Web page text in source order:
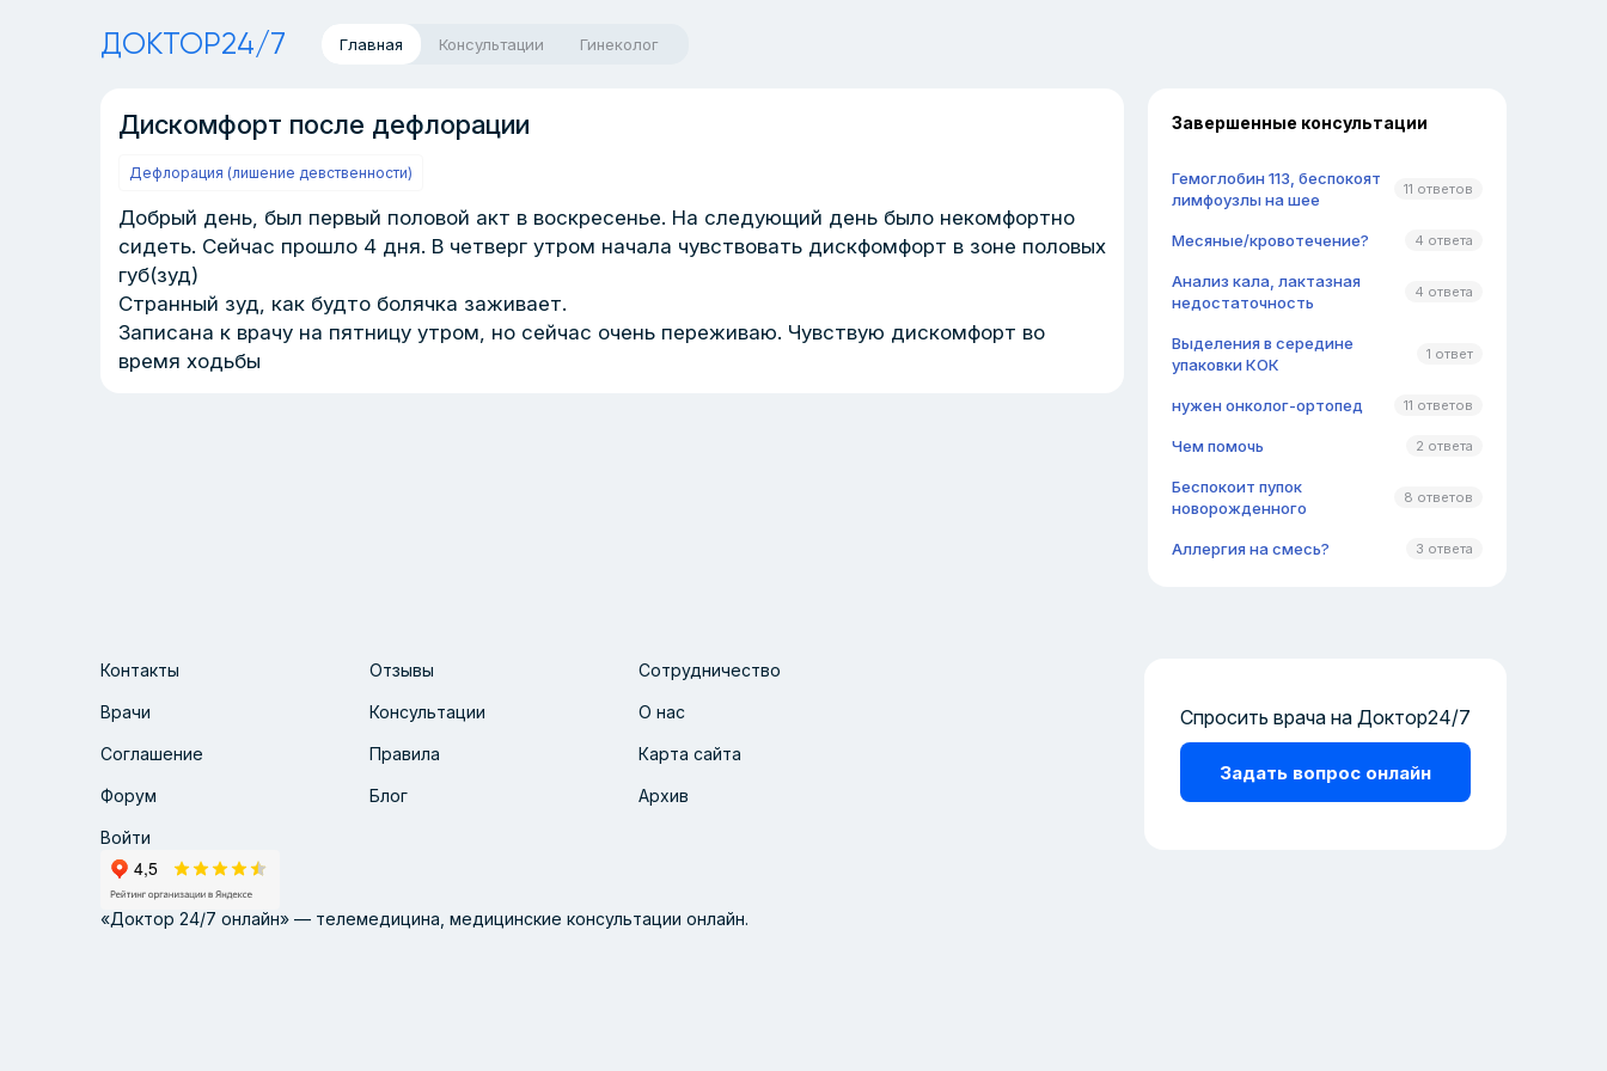
ДОКТОР24/7 Главная Консультации Гинеколог
Дискомфорт после дефлорации
Дефлорация (лишение девственности)
Добрый день, был первый половой акт в воскресенье. На следующий день было некомфортно
сидеть. Сейчас прошло 4 дня. В четверг утром начала чувствовать дискфомфорт в зоне половых
губ(зуд)
Странный зуд, как будто болячка заживает.
Записана к врачу на пятницу утром, но сейчас очень переживаю. Чувствую дискомфорт во
время ходьбы
Завершенные консультации
Гемоглобин 113, беспокоят
лимфоузлы на шее
11 ответов
Месяные/кровотечение? 4 ответа
Анализ кала, лактазная
недостаточность
4 ответа
Выделения в середине
упаковки КОК
1 ответ
нужен онколог-ортопед 11 ответов
Чем помочь 2 ответа
Беспокоит пупок
новорожденного
8 ответов
Аллергия на смесь? 3 ответа
Контакты Отзывы Сотрудничество
Врачи Консультации О нас
Соглашение Правила Карта сайта
Форум Блог Архив
Войти
Спросить врача на Доктор24/7
Задать вопрос онлайн
«Доктор 24/7 онлайн» — телемедицина, медицинские консультации онлайн.